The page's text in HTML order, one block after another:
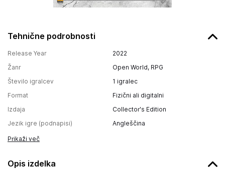
Tehnične podrobnosti
Release Year
2022
Žanr
Open World, RPG
Število igralcev
1 igralec
Format
Fizični ali digitalni
Izdaja
Collector's Edition
Jezik igre (podnapisi)
Angleščina
Prikaži več
Opis izdelka